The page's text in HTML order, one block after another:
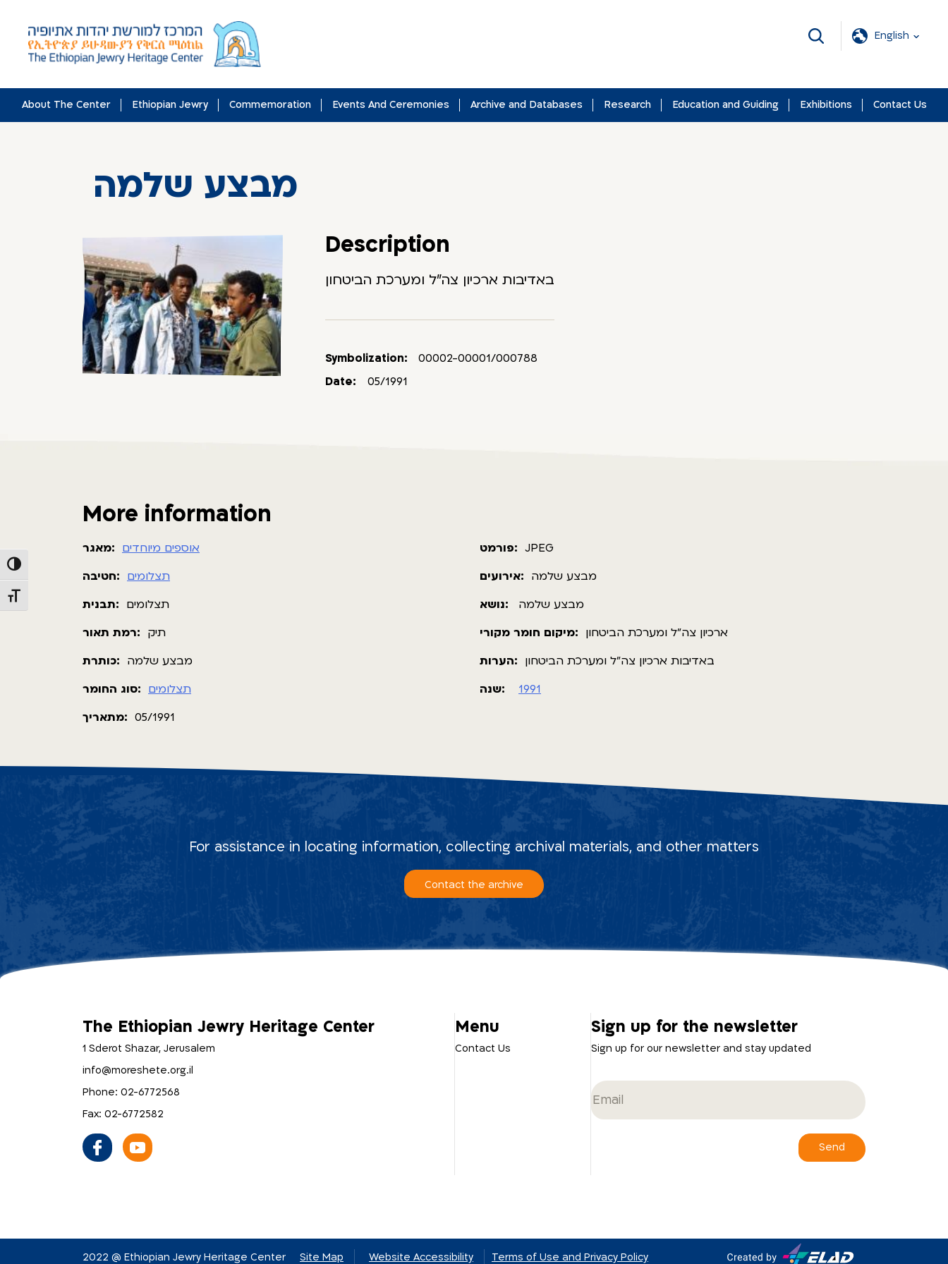
content
Toggle High Contrast
Toggle Font size
English
About The Center Ethiopian Jewry Commemoration Events And Ceremonies Archive and Databases Research Education and Guiding Exhibitions Contact Us
מבצע שלמה
Description
באדיבות ארכיון צה"ל ומערכת הביטחון
Symbolization:
00002-00001/000788
Date:
05/1991
More information
מאגר: אוספים מיוחדים
חטיבה: תצלומים
תבנית: תצלומים
רמת תאור: תיק
כותרת: מבצע שלמה
סוג החומר: תצלומים
מתאריך: 05/1991
פורמט: JPEG
אירועים: מבצע שלמה
נושא:
מבצע שלמה
מיקום חומר מקורי: ארכיון צה"ל ומערכת הביטחון
הערות: באדיבות ארכיון צה"ל ומערכת הביטחון
שנה:
1991
For assistance in locating information, collecting archival materials, and other matters
Contact the archive
The Ethiopian Jewry Heritage Center
1 Sderot Shazar, Jerusalem
info@moreshete.org.il
Phone: 02-6772568
Fax: 02-6772582
Menu
Contact Us
Sign up for the newsletter
Sign up for our newsletter and stay updated
Send
2022 @ Ethiopian Jewry Heritage Center Site Map Website Accessibility Terms of Use and Privacy Policy